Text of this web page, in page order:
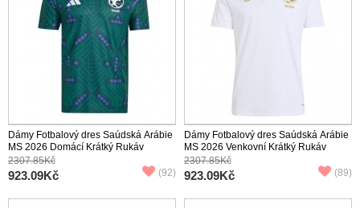
Dámy Fotbalový dres Saúdská Arábie
MS 2026 Domácí Krátký Rukáv
2307.85Kč
923.09Kč (92)
Dámy Fotbalový dres Saúdská Arábie
MS 2026 Venkovní Krátký Rukáv
2307.85Kč
923.09Kč (89)